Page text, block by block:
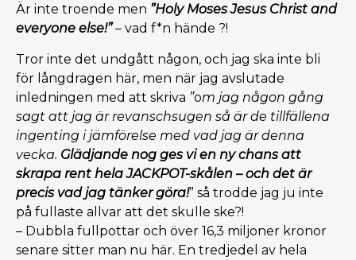
Är inte troende men ”Holy Moses Jesus Christ and
everyone else!”– vad f*n hände ?!
Tror inte det undgått någon, och jag ska inte bli
för långdragen här, men när jag avslutade
inledningen med att skriva ”om jag någon gång
sagt att jag är revanschsugen så är de tillfällena
ingenting i jämförelse med vad jag är denna
vecka. Glädjande nog ges vi en ny chans att
skrapa rent hela JACKPOT-skålen – och det är
precis vad jag tänker göra!” så trodde jag ju inte
på fullaste allvar att det skulle ske?!
– Dubbla fullpottar och över 16,3 miljoner kronor
senare sitter man nu här. En tredjedel av hela